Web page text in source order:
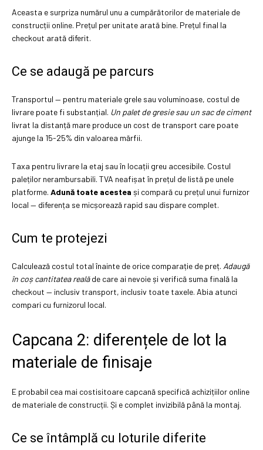
Aceasta e surpriza numărul unu a cumpărătorilor de materiale de
construcții online. Prețul per unitate arată bine. Prețul final la
checkout arată diferit.
Ce se adaugă pe parcurs
Transportul — pentru materiale grele sau voluminoase, costul de
livrare poate fi substanțial. Un palet de gresie sau un sac de ciment
livrat la distanță mare produce un cost de transport care poate
ajunge la 15-25% din valoarea mărfii.
Taxa pentru livrare la etaj sau în locații greu accesibile. Costul
paleților nerambursabili. TVA neafișat în prețul de listă pe unele
platforme. Adună toate acestea și compară cu prețul unui furnizor
local — diferența se micșorează rapid sau dispare complet.
Cum te protejezi
Calculează costul total înainte de orice comparație de preț. Adaugă
în coș cantitatea realăde care ai nevoie și verifică suma finală la
checkout — inclusiv transport, inclusiv toate taxele. Abia atunci
compari cu furnizorul local.
Capcana 2: diferențele de lot la
materiale de finisaje
E probabil cea mai costisitoare capcană specifică achizițiilor online
de materiale de construcții. Și e complet invizibilă până la montaj.
Ce se întâmplă cu loturile diferite